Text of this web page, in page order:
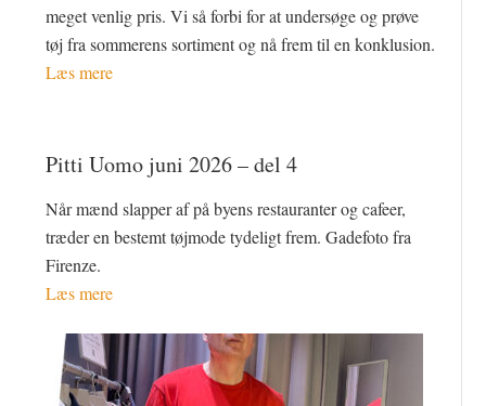
meget venlig pris. Vi så forbi for at undersøge og prøve
tøj fra sommerens sortiment og nå frem til en konklusion.
Læs mere
Pitti Uomo juni 2026 – del 4
Når mænd slapper af på byens restauranter og cafeer,
træder en bestemt tøjmode tydeligt frem. Gadefoto fra
Firenze.
Læs mere